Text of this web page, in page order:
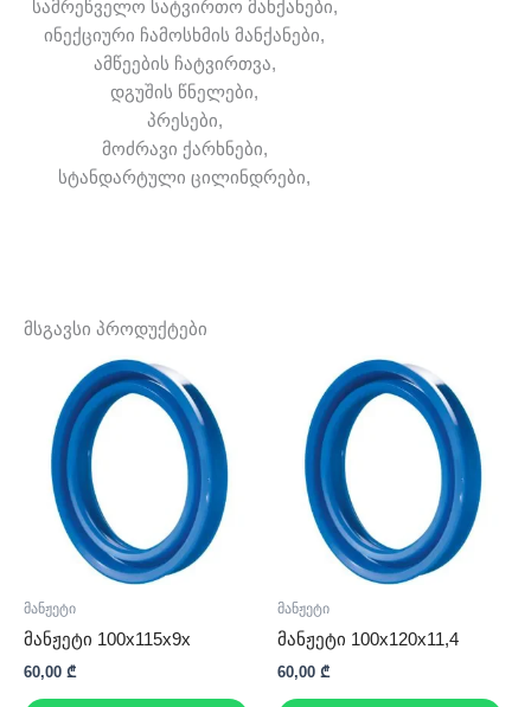
სამრეწველო სატვირთო მანქანები,
ინექციური ჩამოსხმის მანქანები,
ამწეების ჩატვირთვა,
დგუშის წნელები,
პრესები,
მოძრავი ქარხნები,
სტანდარტული ცილინდრები,
მსგავსი პროდუქტები
მანჟეტი
მანჟეტი 100x115x9x
60,00 ₾
მანჟეტი
მანჟეტი 100x120x11,4
60,00 ₾